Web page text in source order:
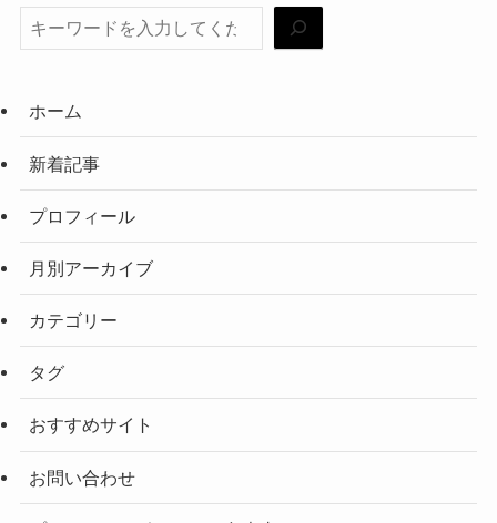
ホーム
新着記事
プロフィール
月別アーカイブ
カテゴリー
タグ
おすすめサイト
お問い合わせ